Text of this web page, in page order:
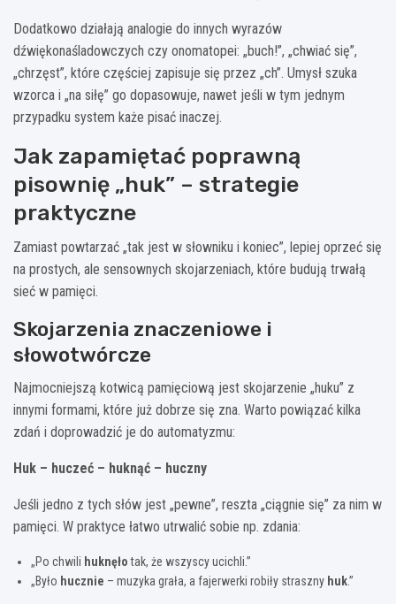
Dodatkowo działają analogie do innych wyrazów
dźwiękonaśladowczych czy onomatopei: „buch!”, „chwiać się”,
„chrzęst”, które częściej zapisuje się przez „ch”. Umysł szuka
wzorca i „na siłę” go dopasowuje, nawet jeśli w tym jednym
przypadku system każe pisać inaczej.
Jak zapamiętać poprawną
pisownię „huk” – strategie
praktyczne
Zamiast powtarzać „tak jest w słowniku i koniec”, lepiej oprzeć się
na prostych, ale sensownych skojarzeniach, które budują trwałą
sieć w pamięci.
Skojarzenia znaczeniowe i
słowotwórcze
Najmocniejszą kotwicą pamięciową jest skojarzenie „huku” z
innymi formami, które już dobrze się zna. Warto powiązać kilka
zdań i doprowadzić je do automatyzmu:
Huk – huczeć – huknąć – huczny
Jeśli jedno z tych słów jest „pewne”, reszta „ciągnie się” za nim w
pamięci. W praktyce łatwo utrwalić sobie np. zdania:
„Po chwili huknęłotak, że wszyscy ucichli.”
„Było hucznie – muzyka grała, a fajerwerki robiły straszny huk.”